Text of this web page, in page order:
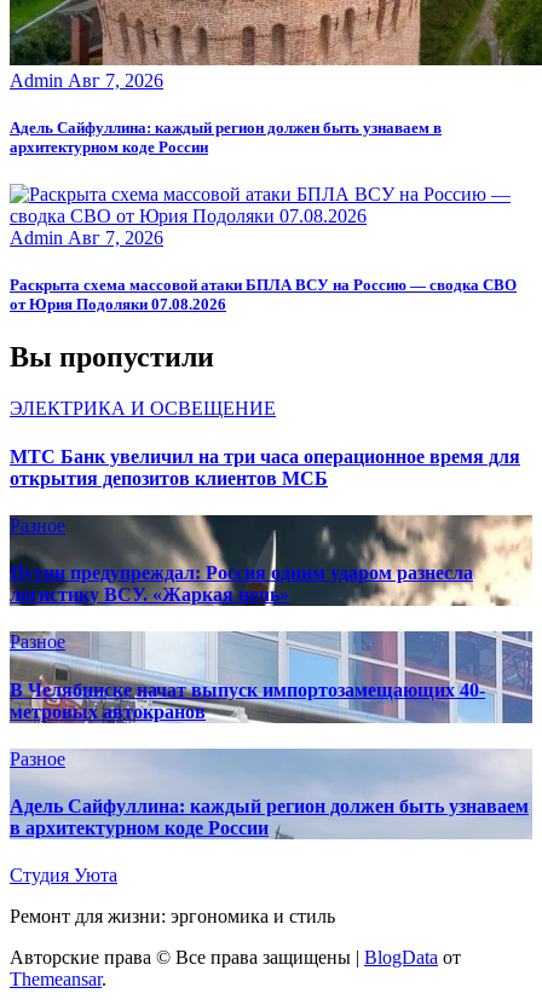
Admin Авг 7, 2026
Адель Сайфуллина: каждый регион должен быть узнаваем в
архитектурном коде России
Admin Авг 7, 2026
Раскрыта схема массовой атаки БПЛА ВСУ на Россию — сводка СВО
от Юрия Подоляки 07.08.2026
Вы пропустили
ЭЛЕКТРИКА И ОСВЕЩЕНИЕ
МТС Банк увеличил на три часа операционное время для
открытия депозитов клиентов МСБ
Разное
Путин предупреждал: Россия одним ударом разнесла
логистику ВСУ. «Жаркая ночь»
Разное
В Челябинске начат выпуск импортозамещающих 40-
метровых автокранов
Разное
Адель Сайфуллина: каждый регион должен быть узнаваем
в архитектурном коде России
Студия Уюта
Ремонт для жизни: эргономика и стиль
Авторские права © Все права защищены | BlogData от
Themeansar.